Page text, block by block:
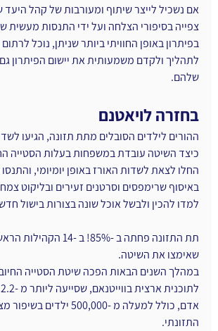
אם נשכיל לייצר שיתוף ומעורבות של קהל היעד
צפייה בסיפורי הצלחה ועל ידי התנסות מעשית
בפיתרון באופן החוויתי ביותר שניתן, נוכל
לתהליך ולקדם משמעותית את יישום הפיתרון
שלהם.
בחזרה לויאטנם
ההורים לילדים הסובלים מתת תזונה, הגיעו
כיצד השיטה עובדת במשפחות בעלות הסטייה
החלו לצאת לשדות האורז באופן יומיומי,
באיסוף שרימפסים וסרטנים זעירים ובליקוט
למדו להכין ולבשל אוכל שונה בצורות בישול
תת התזונה פחתה ב -85%! ב -14
שאימצו את השיטה.
במהלך השנים הבאות הפכה שיטת הסטייה
אדם, כולל למעלה מ -500,000 ילדים
התזונתי.